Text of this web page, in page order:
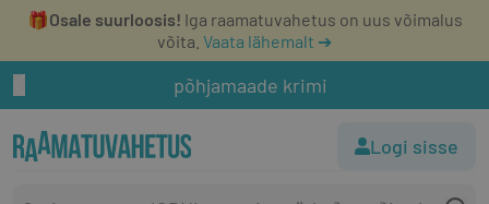
🎁Osale suurloosis! Iga raamatuvahetus on uus võimalus
võita. Vaata lähemalt ➔
põhjamaade krimi
Logi sisse